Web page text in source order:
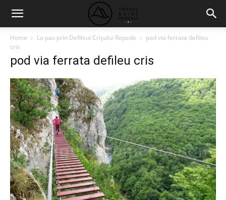
Home La pas prin Defileul Crişului Repede
pod via ferrata defileu
cris
pod via ferrata defileu cris